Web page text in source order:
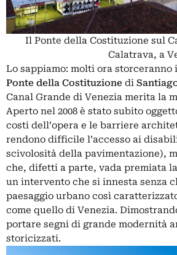
Il Ponte della Costituzione sul
Calatrava, a
Lo sappiamo: molti ora storceranno
Ponte della Costituzione di
Canal Grande di Venezia merita la
Aperto nel 2008 è stato subito
costi dell’opera e le barriere
rendono difficile l’accesso ai
scivolosità della pavimentazione),
che, difetti a parte, vada premiata
un intervento che si innesta senza
paesaggio urbano così
come quello di Venezia.
portare segni di grande modernità
storicizzati.